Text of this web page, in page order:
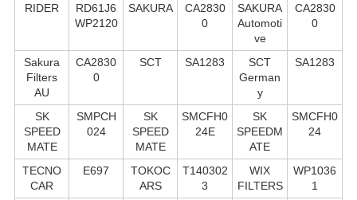
RIDER
RD61J6
WP2120
SAKURA
CA2830
0
SAKURA
Automoti
ve
CA2830
0
Sakura
Filters
AU
CA2830
0
SCT SA1283
SCT
German
y
SA1283
SK
SPEED
MATE
SMPCH
024
SK
SPEED
MATE
SMCFH0
24E
SK
SPEEDM
ATE
SMCFH0
24
TECNO
CAR
E697
TOKOC
ARS
T140302
3
WIX
FILTERS
WP1036
1